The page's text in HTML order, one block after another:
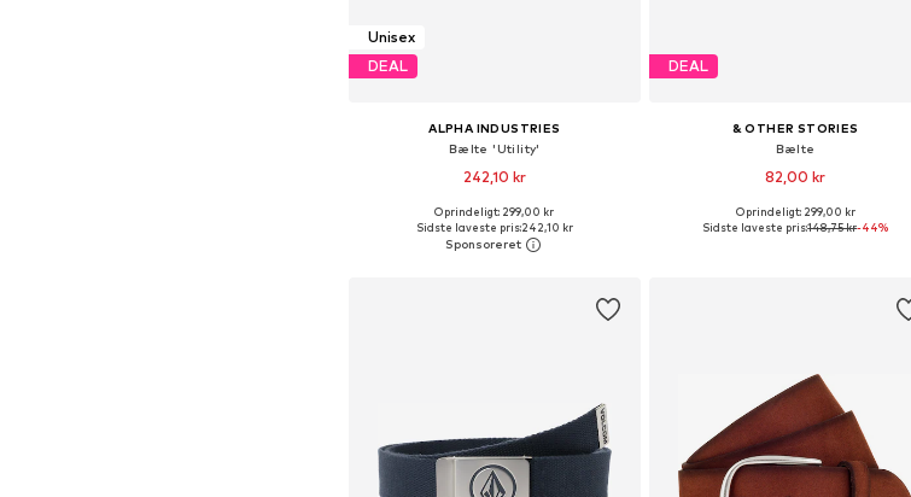
Unisex
DEAL
ALPHA INDUSTRIES
Bælte 'Utility'
242,10 kr
Tilgængelige størrelser: 75-95
Føj til indkøbskurv
Oprindeligt: 299,00 kr
Sidste laveste pris:242,10 kr
DEAL
& OTHER STORIES
Bælte
82,00 kr
Tilgængelige størrelser: 65-75, 85-95
Oprindeligt: 299,00 kr
Sidste laveste pris:148,75 kr-44%